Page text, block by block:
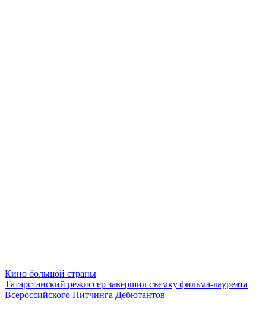
Кино большой страны
Татарстанский режиссер завершил съемку фильма-лауреата
Всероссийского Питчинга Дебютантов